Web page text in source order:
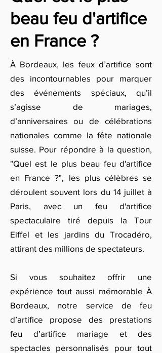
beau feu d'artifice
en France ?
À Bordeaux, les feux d’artifice sont
des incontournables pour marquer
des événements spéciaux, qu’il
s’agisse de mariages,
d’anniversaires ou de célébrations
nationales comme la fête nationale
suisse. Pour répondre à la question,
"Quel est le plus beau feu d'artifice
en France ?", les plus célèbres se
déroulent souvent lors du 14 juillet à
Paris, avec un feu d'artifice
spectaculaire tiré depuis la Tour
Eiffel et les jardins du Trocadéro,
attirant des millions de spectateurs.
Si vous souhaitez offrir une
expérience tout aussi mémorable À
Bordeaux, notre service de feu
d’artifice propose des prestations
feu d’artifice mariage et des
spectacles personnalisés pour tout